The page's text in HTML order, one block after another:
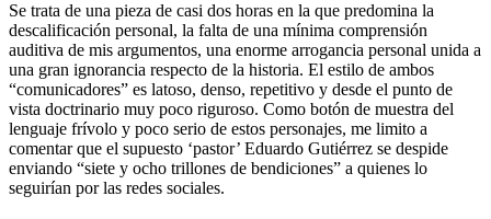
Se trata de una pieza de casi dos horas en la que predomina la
descalificación personal, la falta de una mínima comprensión
auditiva de mis argumentos, una enorme arrogancia personal unida a
una gran ignorancia respecto de la historia. El estilo de ambos
“comunicadores” es latoso, denso, repetitivo y desde el punto de
vista doctrinario muy poco riguroso. Como botón de muestra del
lenguaje frívolo y poco serio de estos personajes, me limito a
comentar que el supuesto ‘pastor’ Eduardo Gutiérrez se despide
enviando “siete y ocho trillones de bendiciones” a quienes lo
seguirían por las redes sociales.